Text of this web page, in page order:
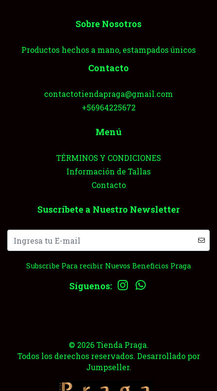
Sobre Nosotros
Productos hechos a mano, estampados únicos
Contacto
contactotiendapraga@gmail.com
+56964225672
Menú
TÉRMINOS Y CONDICIONES
Información de Tallas
Contacto
Suscríbete a Nuestro Newsletter
Subscribe Para recibir Nuevos Beneficios Praga
Síguenos:
© 2026 Tienda Praga.
Todos los derechos reservados. Desarrollado por
Jumpseller.